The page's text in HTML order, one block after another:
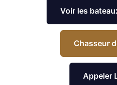
Voir les
Chasseur
Appeler